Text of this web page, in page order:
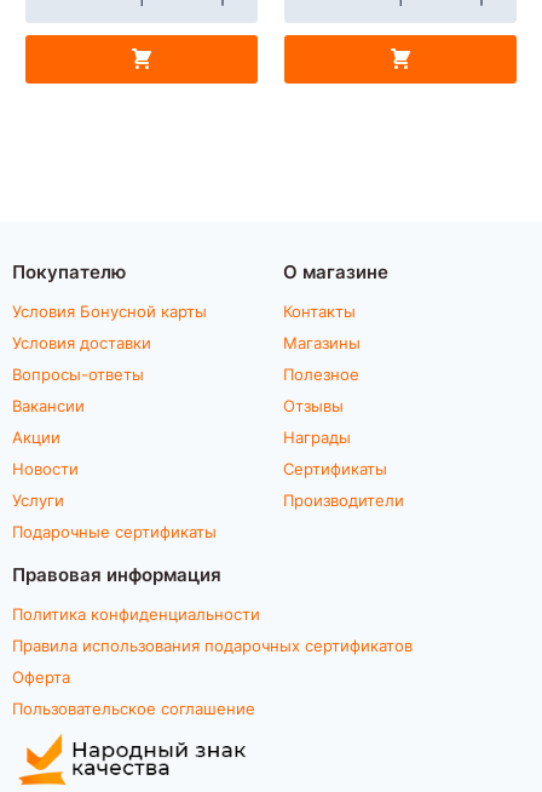
Покупателю
Условия Бонусной карты
Условия доставки
Вопросы-ответы
Вакансии
Акции
Новости
Услуги
Подарочные сертификаты
О магазине
Контакты
Магазины
Полезное
Отзывы
Награды
Сертификаты
Производители
Правовая информация
Политика конфиденциальности
Правила использования подарочных сертификатов
Оферта
Пользовательское соглашение